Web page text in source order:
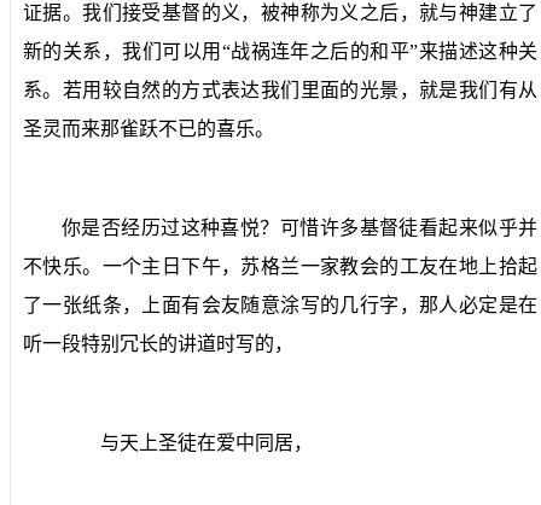
证据。我们接受基督的义，被神称为义之后，就与神建立了
新的关系，我们可以用“战祸连年之后的和平”来描述这种关
系。若用较自然的方式表达我们里面的光景，就是我们有从
圣灵而来那雀跃不已的喜乐。
你是否经历过这种喜悦？可惜许多基督徒看起来似乎并
不快乐。一个主日下午，苏格兰一家教会的工友在地上拾起
了一张纸条，上面有会友随意涂写的几行字，那人必定是在
听一段特别冗长的讲道时写的，
与天上圣徒在爱中同居，